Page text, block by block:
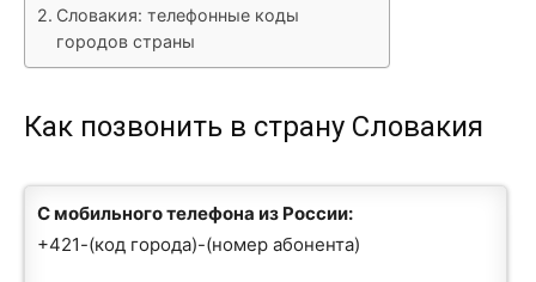
Словакия: телефонные коды
городов страны
Как позвонить в страну Словакия
С мобильного телефона из России:
+421-(код города)-(номер абонента)